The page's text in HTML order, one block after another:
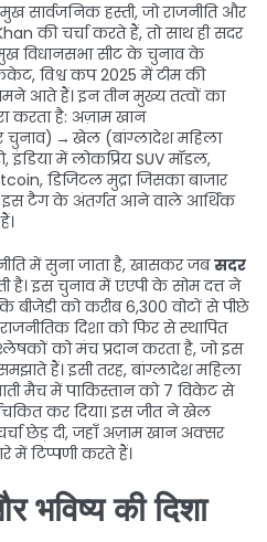
सार्वजनिक हस्ती, जो राजनीति और
की चर्चा करते हैं, तो साथ हीसदर
विधानसभा सीट के चुनाव के
, विश्व कप 2025 में टीम की
आते हैं। इन तीन मुख्य तत्वों का
करता है: अज़ाम खान
चुनाव) → खेल (बांग्लादेश महिला
,इंडिया में लोकप्रिय SUV मॉडल,
, डिजिटल मुद्रा जिसका बाजार
इस टैग के अंतर्गत आने वाले आर्थिक
में सुना जाता है, खासकर जबसदर
है। इस चुनाव में एएपी के सोम दत्त ने
बीजेडी को करीब 6,300 वोटों से पीछे
दिशा को फिर से स्थापित
को मंच प्रदान करता है, जो इस
हैं। इसी तरह, बांग्लादेश महिला
मैच में पाकिस्तान को 7 विकेट से
कर दिया। इस जीत ने खेल
छेड़ दी, जहाँ अज़ाम खान अक्सर
में टिप्पणी करते हैं।
भविष्य की दिशा